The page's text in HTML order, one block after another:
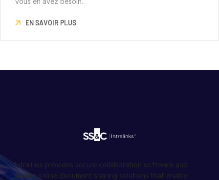
EN SAVOIR PLUS
Intralinks provides secure collaboration software and
secure online document sharing solutions that enable